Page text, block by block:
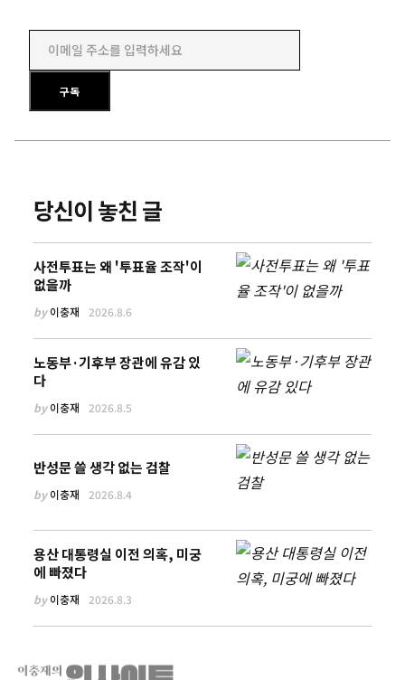
이메일 주소를 입력하세요
구독
당신이 놓친 글
사전투표는 왜 '투표율 조작'이
없을까
by이충재 2026.8.6
노동부·기후부 장관에 유감 있
다
by이충재 2026.8.5
반성문 쓸 생각 없는 검찰
by이충재 2026.8.4
용산 대통령실 이전 의혹, 미궁
에 빠졌다
by이충재 2026.8.3